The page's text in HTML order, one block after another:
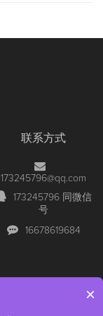
联系方式
173245796@qq.com
173245796 同微信
号
16678619684
×